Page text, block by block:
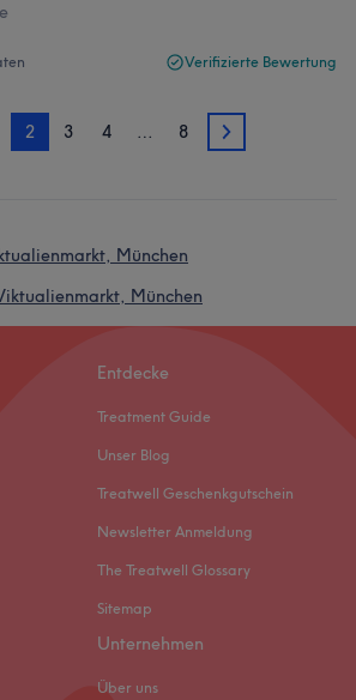
Verifizierte Bewertung
2 3 4 … 8 3
München
München
Entdecke
Treatment Guide
Unser Blog
Treatwell Geschenkgutschein
Newsletter Anmeldung
The Treatwell Glossary
Sitemap
Unternehmen
Über uns